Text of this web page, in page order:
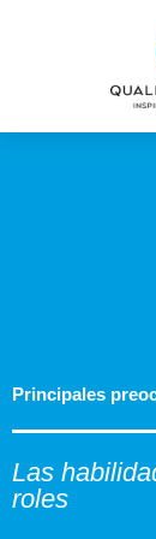
Principales
Las
roles